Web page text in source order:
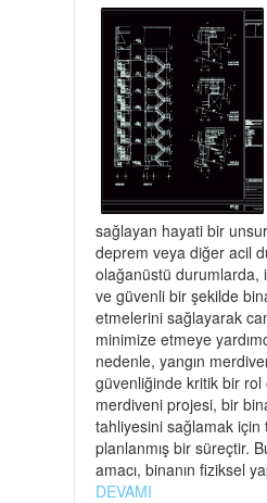
sağlayan hayati bir
deprem veya diğer acil
olağanüstü durumlarda,
ve güvenli bir şekilde
etmelerini sağlayarak
minimize etmeye
nedenle, yangın
güvenliğinde kritik bir rol
merdiveni projesi, bir
tahliyesini sağlamak için
planlanmış bir süreçtir.
amacı, binanın fiziksel
DEVAMI